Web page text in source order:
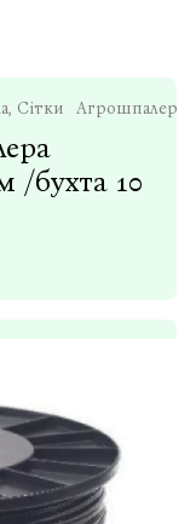
Сітки Агрошпалера,
/бухта 10